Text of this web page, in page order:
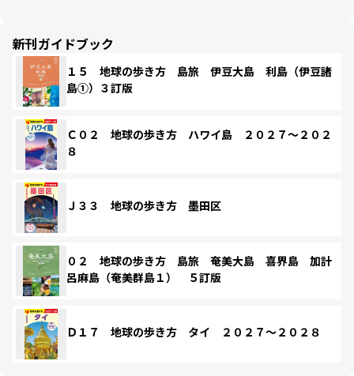
新刊ガイドブック
１５ 地球の歩き方 島旅 伊豆大島 利島（伊豆諸
島①）３訂版
Ｃ０２ 地球の歩き方 ハワイ島 ２０２７～２０２
８
Ｊ３３ 地球の歩き方 墨田区
０２ 地球の歩き方 島旅 奄美大島 喜界島 加計
呂麻島（奄美群島１） ５訂版
Ｄ１７ 地球の歩き方 タイ ２０２７～２０２８